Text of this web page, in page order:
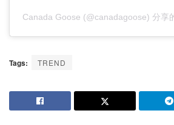
Canada Goose (@canadagoose) 分享
Tags: TREND